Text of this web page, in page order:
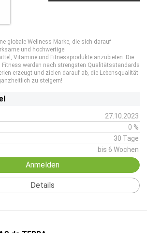
globale Wellness Marke, die sich darauf
und hochwertige
Vitamine und Fitnessprodukte anzubieten. Die
Fitness werden nach strengsten Qualitätsstandards
erzeugt und zielen darauf ab, die Lebensqualität
zu steigern!
27.10.2023
0 %
30 Tage
bis 6 Wochen
Anmelden
Details